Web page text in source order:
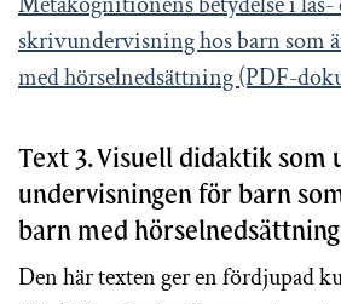
skrivundervisning hos barn som
med hörselnedsättning (PDF-
Text 3. Visuell didaktik som
undervisningen för barn
barn med hörselnedsättning
Den här texten ger en fördjupad